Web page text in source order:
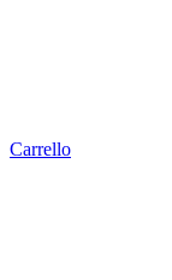
Carrello